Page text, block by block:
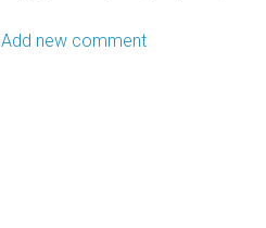
Add new comment